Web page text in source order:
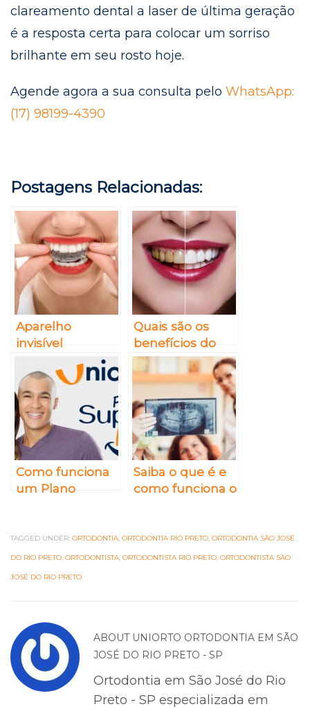
clareamento dental a laser de última geração
é a resposta certa para colocar um sorriso
brilhante em seu rosto hoje.
Agende agora a sua consulta pelo WhatsApp:
(17) 98199-4390
Postagens Relacionadas:
Aparelho
invisível
Invisalign –
Como funciona,
para quem é
indicado e
quanto custa?
Quais são os
benefícios do
clareamento
dental
profissional?
Como funciona
um Plano
o que é e sua
importância
Saiba o que é e
como funciona o
TAGGED UNDER: ORTODONTIA, ORTODONTIA RIO PRETO, ORTODONTIA SÃO JOSÉ
DO RIO PRETO, ORTODONTISTA, ORTODONTISTA RIO PRETO, ORTODONTISTA SÃO
JOSÉ DO RIO PRETO
ABOUT UNIORTO ORTODONTIA EM SÃO
JOSÉ DO RIO PRETO - SP
Ortodontia em São José do Rio
Preto - SP especializada em